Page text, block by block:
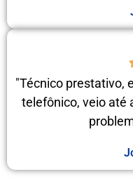
"Técnico prestativo,
telefônico, veio até